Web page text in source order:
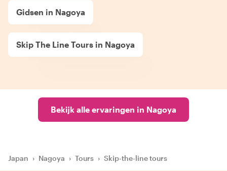
Gidsen in Nagoya
Skip The Line Tours in Nagoya
Bekijk alle ervaringen in Nagoya
Japan › Nagoya › Tours › Skip-the-line tours